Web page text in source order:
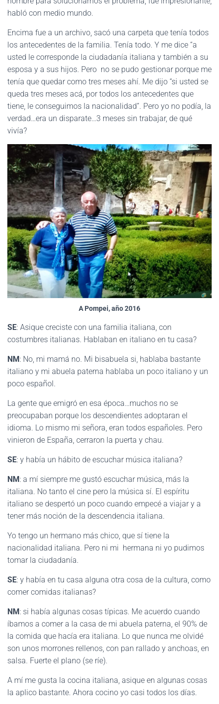
habló con medio mundo.
Encima fue a un archivo, sacó una carpeta que tenía todos
los antecedentes de la familia. Tenía todo. Y me dice “a
usted le corresponde la ciudadanía italiana y también a su
esposa y a sus hijos. Pero no se pudo gestionar porque me
tenía que quedar como tres meses ahí. Me dijo “si usted se
queda tres meses acá, por todos los antecedentes que
tiene, le conseguimos la nacionalidad”. Pero yo no podía, la
verdad…era un disparate…3 meses sin trabajar, de qué
vivía?
A Pompei, año 2016
SE: Asique creciste con una familia italiana, con
costumbres italianas. Hablaban en italiano en tu casa?
NM: No, mi mamá no. Mi bisabuela si, hablaba bastante
italiano y mi abuela paterna hablaba un poco italiano y un
poco español.
La gente que emigró en esa época…muchos no se
preocupaban porque los descendientes adoptaran el
idioma. Lo mismo mi señora, eran todos españoles. Pero
vinieron de España, cerraron la puerta y chau.
SE: y había un hábito de escuchar música italiana?
NM: a mí siempre me gustó escuchar música, más la
italiana. No tanto el cine pero la música sí. El espíritu
italiano se despertó un poco cuando empecé a viajar y a
tener más noción de la descendencia italiana.
Yo tengo un hermano más chico, que sí tiene la
nacionalidad italiana. Pero ni mi hermana ni yo pudimos
tomar la ciudadanía.
SE: y había en tu casa alguna otra cosa de la cultura, como
comer comidas italianas?
NM: si había algunas cosas típicas. Me acuerdo cuando
íbamos a comer a la casa de mi abuela paterna, el 90% de
la comida que hacía era italiana. Lo que nunca me olvidé
son unos morrones rellenos, con pan rallado y anchoas, en
salsa. Fuerte el plano (se ríe).
A mí me gusta la cocina italiana, asique en algunas cosas
la aplico bastante. Ahora cocino yo casi todos los días.